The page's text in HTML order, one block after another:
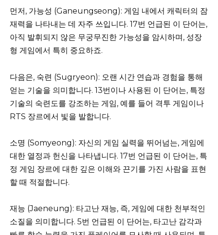
먼저, 가능성 (Ganeungseong): 게임 내에서 캐릭터의 잠
재력을 나타내는 데 자주 쓰입니다. 17번 언급된 이 단어는,
아직 발휘되지 않은 무궁무진한 가능성을 암시하며, 성장
형 게임에서 특히 중요하죠.
다음은, 숙련 (Sugryeon): 오랜 시간 연습과 경험을 통해
얻는 기술을 의미합니다. 13번이나 사용된 이 단어는, 특정
기술의 숙련도를 강조하는 게임, 예를 들어 격투 게임이나
RTS 장르에서 빛을 발합니다.
소명 (Somyeong): 자신의 게임 실력을 뛰어넘는, 게임에
대한 열정과 헌신을 나타냅니다. 17번 언급된 이 단어는, 특
정 게임 장르에 대한 깊은 이해와 끈기를 가진 사람을 표현
할 때 적절합니다.
재능 (Jaeneung): 타고난 재능, 즉, 게임에 대한 천부적인
소질을 의미합니다. 5번 언급된 이 단어는, 타고난 감각과